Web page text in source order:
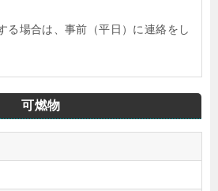
る場合は、事前（平日）に連絡をし
可燃物